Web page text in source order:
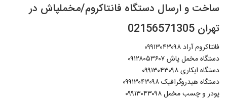
ساخت و ارسال دستگاه فانتاکروم/مخملپاش در
تهران 02156571305
فانتاکروم آراد ۰۹۹۱۳۰۴۳۰۹۸
دستگاه مخمل پاش ۰۹۱۲۸۰۵۳۶۰۷
دستگاه ابکاری ۰۹۹۱۳۰۴۳۰۹۸
دستگاه هیدروگرافیک ۰۹۹۱۳۰۴۳۰۹۸
پودر و چسب مخمل ۰۹۹۱۳۰۴۳۰۹۸